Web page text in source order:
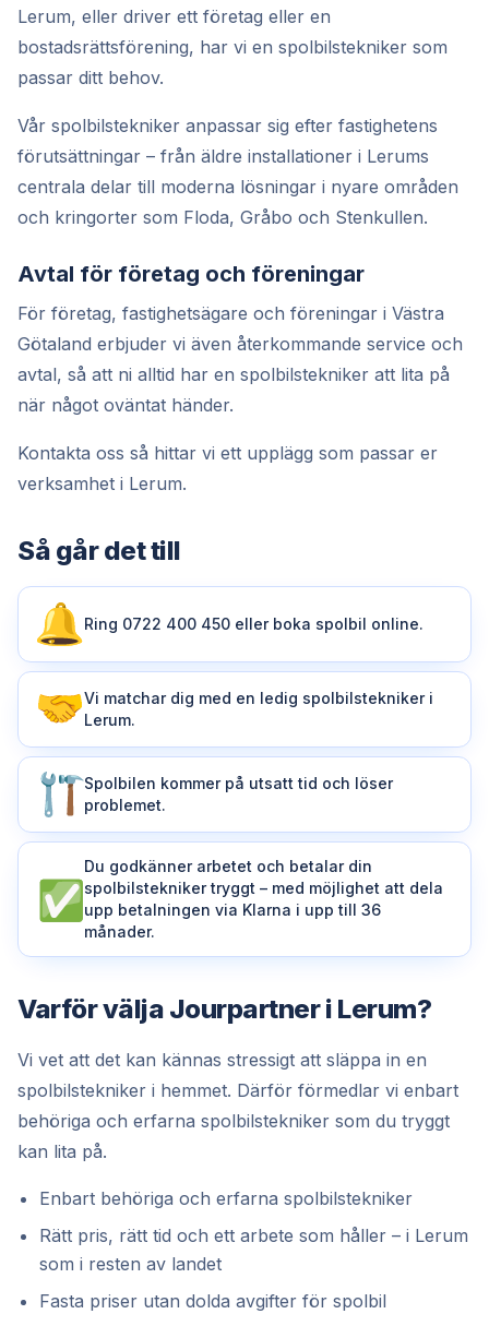
Lerum, eller driver ett företag eller en
bostadsrättsförening, har vi en spolbilstekniker som
passar ditt behov.
Vår spolbilstekniker anpassar sig efter fastighetens
förutsättningar – från äldre installationer i Lerums
centrala delar till moderna lösningar i nyare områden
och kringorter som Floda, Gråbo och Stenkullen.
Avtal för företag och föreningar
För företag, fastighetsägare och föreningar i Västra
Götaland erbjuder vi även återkommande service och
avtal, så att ni alltid har en spolbilstekniker att lita på
när något oväntat händer.
Kontakta oss så hittar vi ett upplägg som passar er
verksamhet i Lerum.
Så går det till
Ring 0722 400 450 eller boka spolbil online.
Vi matchar dig med en ledig spolbilstekniker i
Lerum.
Spolbilen kommer på utsatt tid och löser
problemet.
Du godkänner arbetet och betalar din
spolbilstekniker tryggt – med möjlighet att dela
upp betalningen via Klarna i upp till 36
månader.
Varför välja Jourpartner i Lerum?
Vi vet att det kan kännas stressigt att släppa in en
spolbilstekniker i hemmet. Därför förmedlar vi enbart
behöriga och erfarna spolbilstekniker som du tryggt
kan lita på.
Enbart behöriga och erfarna spolbilstekniker
Rätt pris, rätt tid och ett arbete som håller – i Lerum
som i resten av landet
Fasta priser utan dolda avgifter för spolbil